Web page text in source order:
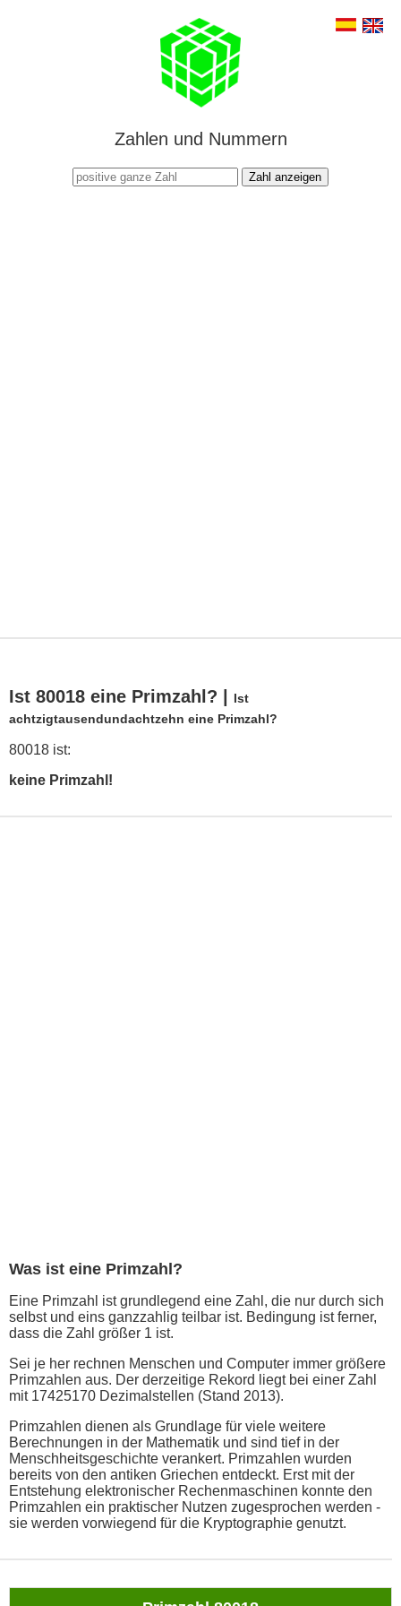
Zahlen und Nummern
Zahl anzeigen
Ist 80018 eine Primzahl? |
Ist
achtzigtausendundachtzehn eine Primzahl?
80018 ist:
keine Primzahl!
Was ist eine Primzahl?
Eine Primzahl ist grundlegend eine Zahl, die nur durch sich
selbst und eins ganzzahlig teilbar ist. Bedingung ist ferner,
dass die Zahl größer 1 ist.
Sei je her rechnen Menschen und Computer immer größere
Primzahlen aus. Der derzeitige Rekord liegt bei einer Zahl
mit 17425170 Dezimalstellen (Stand 2013).
Primzahlen dienen als Grundlage für viele weitere
Berechnungen in der Mathematik und sind tief in der
Menschheitsgeschichte verankert. Primzahlen wurden
bereits von den antiken Griechen entdeckt. Erst mit der
Entstehung elektronischer Rechenmaschinen konnte den
Primzahlen ein praktischer Nutzen zugesprochen werden -
sie werden vorwiegend für die Kryptographie genutzt.